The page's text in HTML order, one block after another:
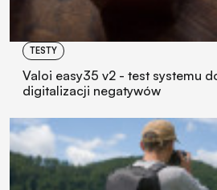
TESTY
Valoi easy35 v2 - test systemu
digitalizacji negatywów